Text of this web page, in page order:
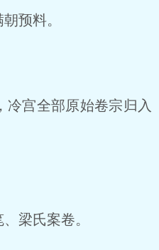
预料。
宫全部原始卷宗归入
梁氏案卷。